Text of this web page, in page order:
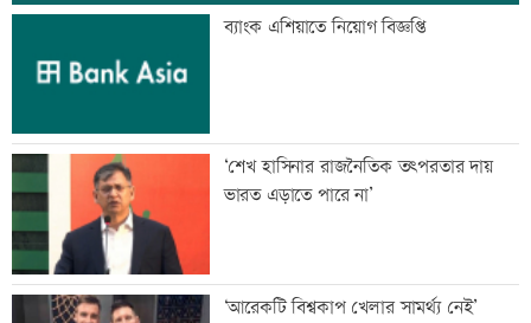
ব্যাংক এশিয়াতে নিয়োগ বিজ্ঞপ্তি
‘শেখ হাসিনার রাজনৈতিক তৎপরতার দায়
ভারত এড়াতে পারে না’
‘আরেকটি বিশ্বকাপ খেলার সামর্থ্য নেই’